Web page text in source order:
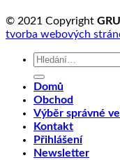
© 2021 Copyright
tvorba webových
Hledat:
Domů
Obchod
Výběr správné
Kontakt
Přihlášení
Newsletter